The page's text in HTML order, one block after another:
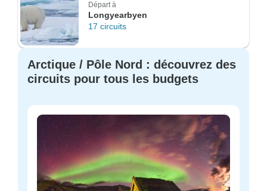
Départ à
Longyearbyen
17 circuits
Arctique / Pôle Nord : découvrez des
circuits pour tous les budgets